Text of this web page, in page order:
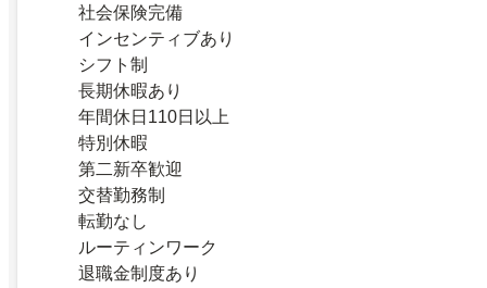
社会保険完備
インセンティブあり
シフト制
長期休暇あり
年間休日110日以上
特別休暇
第二新卒歓迎
交替勤務制
転勤なし
ルーティンワーク
退職金制度あり